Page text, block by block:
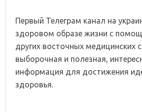
Первый Телеграм канал на
здоровом образе жизни с
других восточных медицинских
выборочная и полезная,
информация для достижения
здоровья.